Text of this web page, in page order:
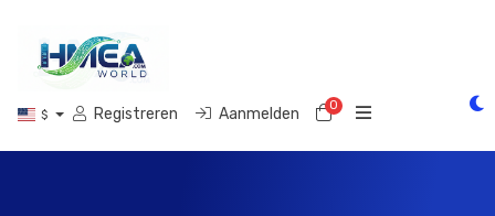
$ Registreren Aanmelden 0Winkelwagen